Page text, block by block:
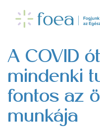
tartalomra
A COVID
mindenki
fontos az
munkája